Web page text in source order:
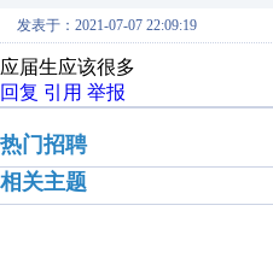
发表于：2021-07-07 22:09:19
应届生应该很多
回复 引用 举报
热门招聘
相关主题